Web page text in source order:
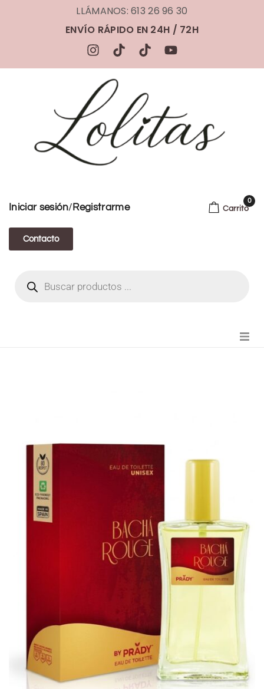
LLÁMANOS: 613 26 96 30
ENVÍO RÁPIDO EN 24H / 72H
Iniciar sesión/ Registrarme
Contacto
Carrito
0
BEAUTY
BISUTERIA
BOLSOS Y MONEDEROS
COMPLEMENTOS
TECNOLOGIA